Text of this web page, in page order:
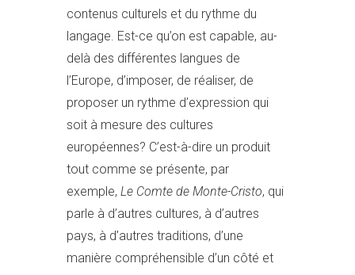
contenus culturels et du rythme du
langage. Est-ce qu’on est capable, au-
delà des différentes langues de
l’Europe, d’imposer, de réaliser, de
proposer un rythme d’expression qui
soit à mesure des cultures
européennes? C’est-à-dire un produit
tout comme se présente, par
exemple, Le Comte de Monte-Cristo, qui
parle à d’autres cultures, à d’autres
pays, à d’autres traditions, d’une
manière compréhensible d’un côté et